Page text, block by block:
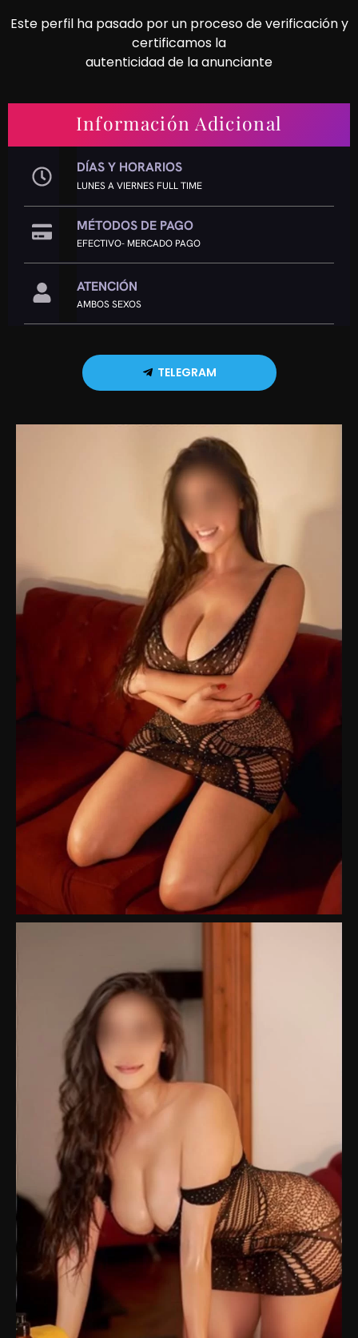
Este perfil ha pasado por un proceso de verificación y
certificamos la
autenticidad de la anunciante
Información Adicional
DÍAS Y HORARIOS
LUNES A VIERNES FULL TIME
MÉTODOS DE PAGO
EFECTIVO- MERCADO PAGO
ATENCIÓN
AMBOS SEXOS
TELEGRAM